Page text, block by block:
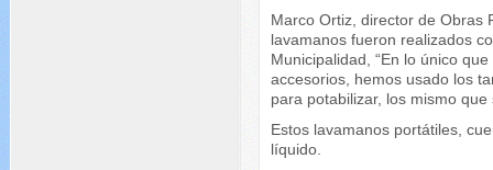
Marco Ortiz, director de Obras
lavamanos fueron realizados
Municipalidad, “En lo único
accesorios, hemos usado los
para potabilizar, los mismo
Estos lavamanos portátiles,
líquido.